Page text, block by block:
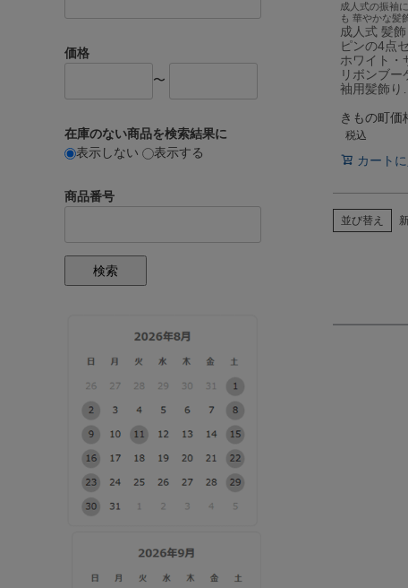
成人式の振袖
も 華やかな髪
成人式 髪
ピンの4点
ホワイト・
リボンブー
袖用髪飾り…
きもの町価
税込
カート
並び替え
価格
〜
在庫のない商品を検索結果に
表示しない
表示する
商品番号
検索